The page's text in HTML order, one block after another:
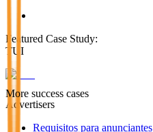
Featured Case Study:
TUI
More success cases
Advertisers
Requisitos para anunciantes